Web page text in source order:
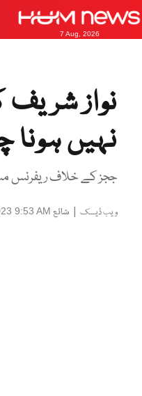
7 Aug, 2026
نواز شریف
نہیں
ججز کے خلاف ریفرنس
ویب ڈیسک | شائع 9:53 AM